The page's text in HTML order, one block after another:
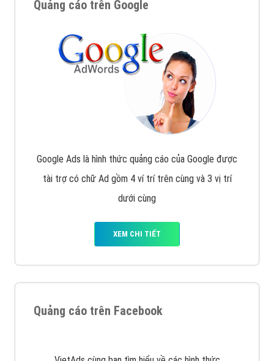
bạn!
Quảng cáo trên Google
Google Ads là hình thức quảng cáo của Google được
dưới cùng